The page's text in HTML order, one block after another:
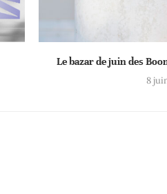
Le bazar de juin des
8